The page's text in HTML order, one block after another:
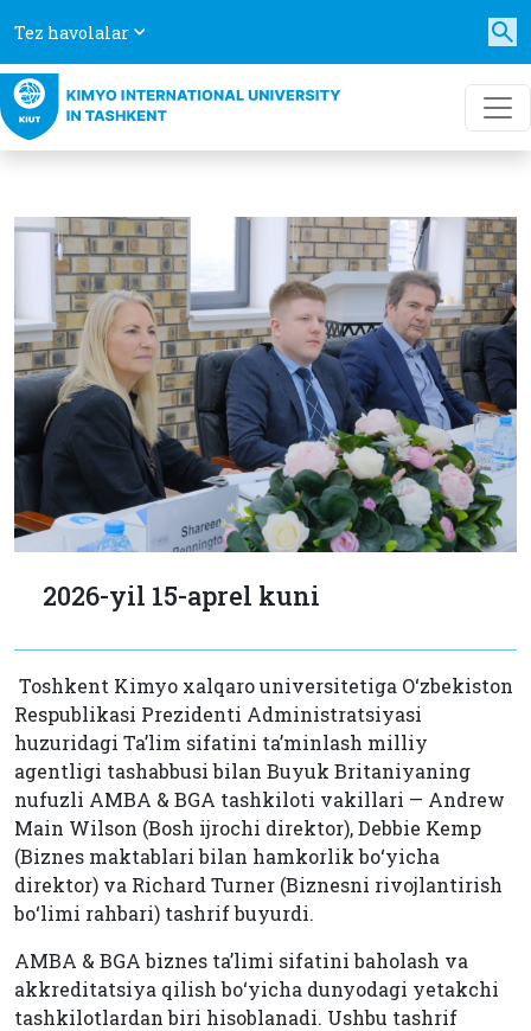
Tez havolalar
2026-yil 15-aprel kuni
Toshkent Kimyo xalqaro universitetiga O‘zbekiston
Respublikasi Prezidenti Administratsiyasi
huzuridagi Ta’lim sifatini ta’minlash milliy
agentligi tashabbusi bilan Buyuk Britaniyaning
nufuzli AMBA & BGA tashkiloti vakillari — Andrew
Main Wilson (Bosh ijrochi direktor), Debbie Kemp
(Biznes maktablari bilan hamkorlik bo‘yicha
direktor) va Richard Turner (Biznesni rivojlantirish
bo‘limi rahbari) tashrif buyurdi.
AMBA & BGA biznes ta’limi sifatini baholash va
akkreditatsiya qilish bo‘yicha dunyodagi yetakchi
tashkilotlardan biri hisoblanadi. Ushbu tashrif